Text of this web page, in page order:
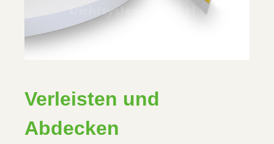
Verleisten und
Abdecken